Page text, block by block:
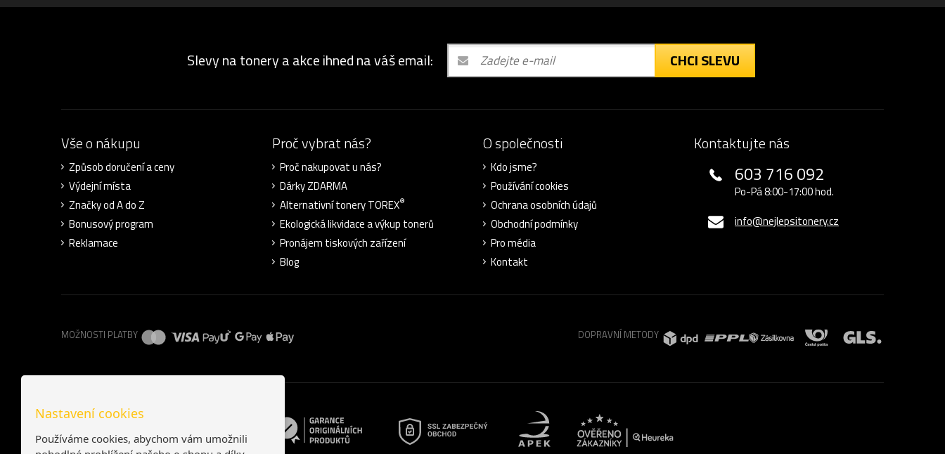
Slevy na tonery a akce ihned na váš email: CHCI SLEVU
Vše o nákupu
Způsob doručení a ceny
Výdejní místa
Značky od A do Z
Bonusový program
Reklamace
Proč vybrat nás?
Proč nakupovat u nás?
Dárky ZDARMA
Alternativní tonery TOREX®
Ekologická likvidace a výkup tonerů
Pronájem tiskových zařízení
Blog
O společnosti
Kdo jsme?
Používání cookies
Ochrana osobních údajů
Obchodní podmínky
Pro média
Kontakt
Kontaktujte nás
603 716 092
Po-Pá 8:00-17:00 hod.
info@nejlepsitonery.cz
MOŽNOSTI PLATBY DOPRAVNÍ METODY
Nastavení cookies
Používáme cookies, abychom vám umožnili